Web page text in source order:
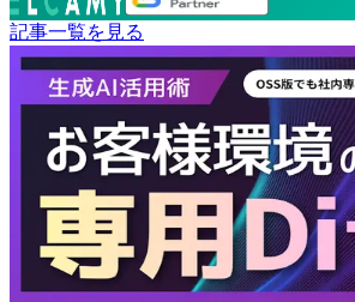
記事一覧を見る